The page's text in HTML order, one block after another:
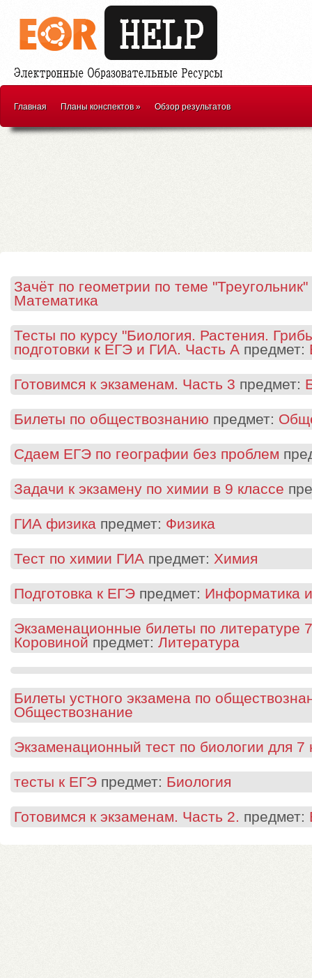
Главная Планы конспектов» Обзор результатов
Зачёт по геометрии по теме "Треугольник"
Математика
Тесты по курсу "Биология. Растения.
подготовки к ЕГЭ и ГИА. Часть А предмет:
Готовимся к экзаменам. Часть 3 предмет:
Билеты по обществознанию предмет:
Сдаем ЕГЭ по географии без проблем
Задачи к экзамену по химии в 9 классе
ГИА физика предмет: Физика
Тест по химии ГИА предмет: Химия
Подготовка к ЕГЭ предмет: Информатика
Экзаменационные билеты по литературе
Коровиной предмет: Литература
Билеты устного экзамена по
Обществознание
Экзаменационный тест по биологии для 7
тесты к ЕГЭ предмет: Биология
Готовимся к экзаменам. Часть 2. предмет: